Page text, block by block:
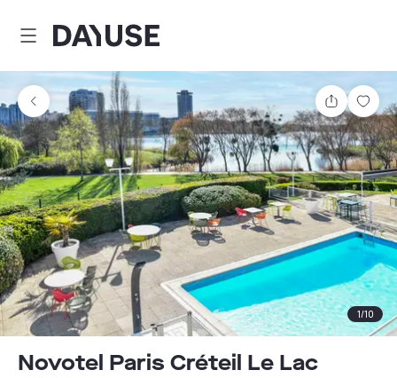
Dayuse
Partager
1/10
Novotel Paris Créteil Le Lac